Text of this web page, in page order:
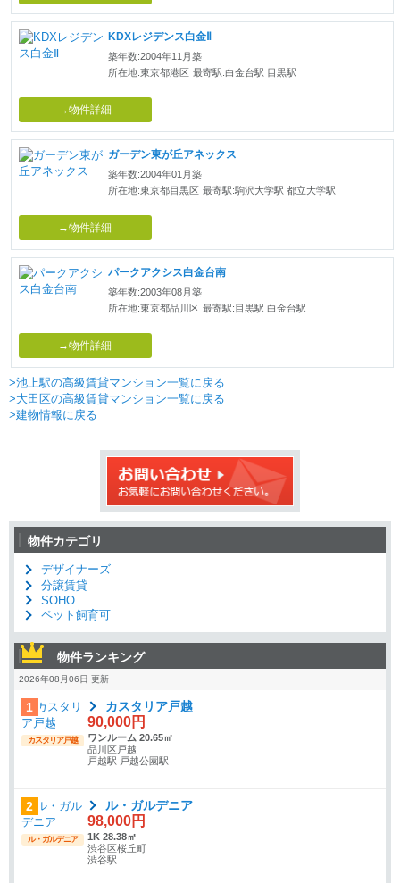
KDXレジデンス白金Ⅱ
築年数:2004年11月築
所在地:東京都港区 最寄駅:白金台駅 目黒駅
→物件詳細
ガーデン東が丘アネックス
築年数:2004年01月築
所在地:東京都目黒区 最寄駅:駒沢大学駅 都立大学駅
→物件詳細
パークアクシス白金台南
築年数:2003年08月築
所在地:東京都品川区 最寄駅:目黒駅 白金台駅
→物件詳細
>池上駅の高級賃貸マンション一覧に戻る
>大田区の高級賃貸マンション一覧に戻る
>建物情報に戻る
物件カテゴリ
デザイナーズ
分譲賃貸
SOHO
ペット飼育可
物件ランキング
2026年08月06日 更新
1
カスタリア戸越
カスタリア戸越
90,000円
ワンルーム 20.65㎡
品川区戸越
戸越駅 戸越公園駅
2
ル・ガルデニア
ル・ガルデニア
98,000円
1K 28.38㎡
渋谷区桜丘町
渋谷駅